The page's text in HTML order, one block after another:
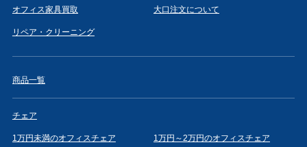
オフィス家具買取 大口注文について
リペア・クリーニング
商品一覧
チェア
1万円未満のオフィスチェア 1万円～2万円のオフィスチェア